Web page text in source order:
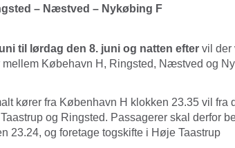
– Næstved – Nykøbing F
til lørdag den 8. juni og natten efter vil der
Købehavn H, Ringsted, Næstved og
kører fra København H klokken 23.35 vil fra
og Ringsted. Passagerer skal derfor
23.24, og foretage togskifte i Høje Taastrup